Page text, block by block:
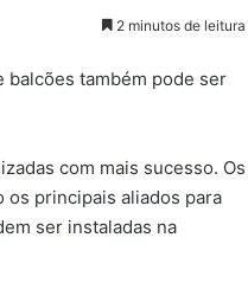
2 minutos de leitura
balcões também pode ser
com mais sucesso. Os
os principais aliados para
ser instaladas na